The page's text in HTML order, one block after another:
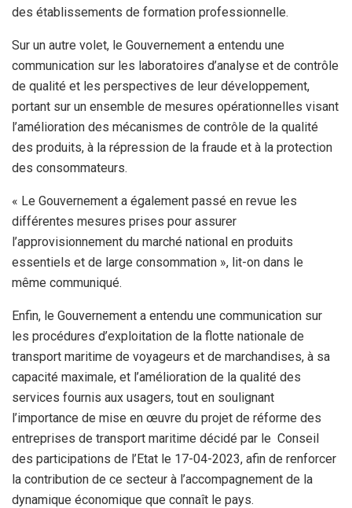
des établissements de formation professionnelle.
Sur un autre volet, le Gouvernement a entendu une
communication sur les laboratoires d’analyse et de contrôle
de qualité et les perspectives de leur développement,
portant sur un ensemble de mesures opérationnelles visant
l’amélioration des mécanismes de contrôle de la qualité
des produits, à la répression de la fraude et à la protection
des consommateurs.
« Le Gouvernement a également passé en revue les
différentes mesures prises pour assurer
l’approvisionnement du marché national en produits
essentiels et de large consommation », lit-on dans le
même communiqué.
Enfin, le Gouvernement a entendu une communication sur
les procédures d’exploitation de la flotte nationale de
transport maritime de voyageurs et de marchandises, à sa
capacité maximale, et l’amélioration de la qualité des
services fournis aux usagers, tout en soulignant
l’importance de mise en œuvre du projet de réforme des
entreprises de transport maritime décidé par le Conseil
des participations de l’Etat le 17-04-2023, afin de renforcer
la contribution de ce secteur à l’accompagnement de la
dynamique économique que connaît le pays.